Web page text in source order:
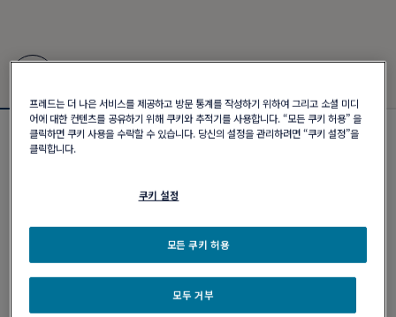
포스텐 브레이슬릿
커스터마이즈
이메일 주문
프레드는 더 나은 서비스를 제공하고 방문 통계를 작성하기 위하여 그리고 소셜 미디
어에 대한 컨텐츠를 공유하기 위해 쿠키와 추적기를 사용합니다. “모든 쿠키 허용” 을
클릭하면 쿠키 사용을 수락할 수 있습니다. 당신의 설정을 관리하려면 “쿠키 설정”을
클릭합니다.
쿠키 설정
모두 거부
모든 쿠키 허용